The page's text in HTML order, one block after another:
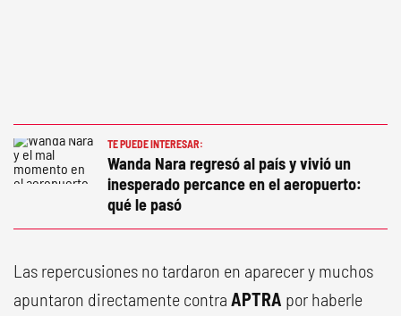
TE PUEDE INTERESAR:
Wanda Nara regresó al país y vivió un
inesperado percance en el aeropuerto:
qué le pasó
Las repercusiones no tardaron en aparecer y muchos
apuntaron directamente contra APTRA por haberle